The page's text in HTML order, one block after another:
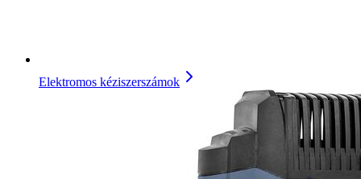
Elektromos kéziszerszámok